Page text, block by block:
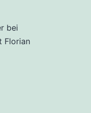
bei
Florian